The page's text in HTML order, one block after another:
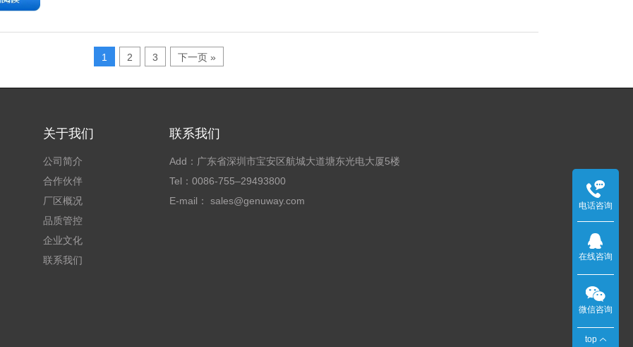
1 2 3 下一页 »
关于我们
公司简介
合作伙伴
厂区概况
品质管控
企业文化
联系我们
联系我们
Add：广东省深圳市宝安区航城大道塘东光电大厦5楼
Tel：0086-755–29493800
E-mail： sales@genuway.com
电话咨询
在线咨询
微信咨询
top
电
话：
23068369